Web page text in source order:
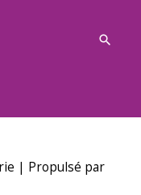
| Propulsé par